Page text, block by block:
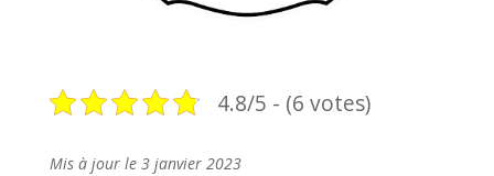
4.8/5 - (6 votes)
Mis à jour le 3 janvier 2023